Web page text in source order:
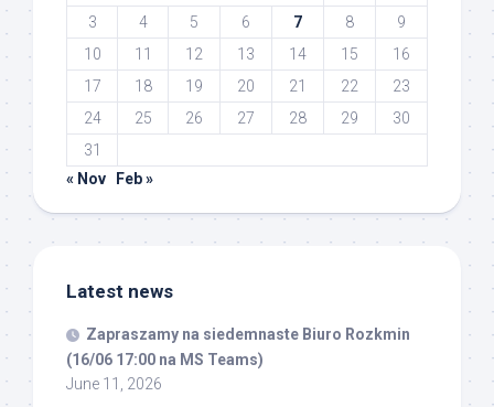
3
4 5 6 7 8
9
10
11 12 13 14 15
16
17
18 19 20 21 22
23
24
25 26 27 28 29
30
31
« Nov
Feb »
Latest news
Zapraszamy na siedemnaste Biuro Rozkmin
(16/06 17:00 na MS Teams)
June 11, 2026